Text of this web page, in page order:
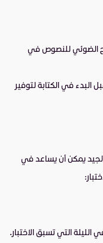
الضوئي للنصوص في
البدء في الكتابة لتوفير
الجيد يمكن أن يساعد في
التي تسبق الاختبار.